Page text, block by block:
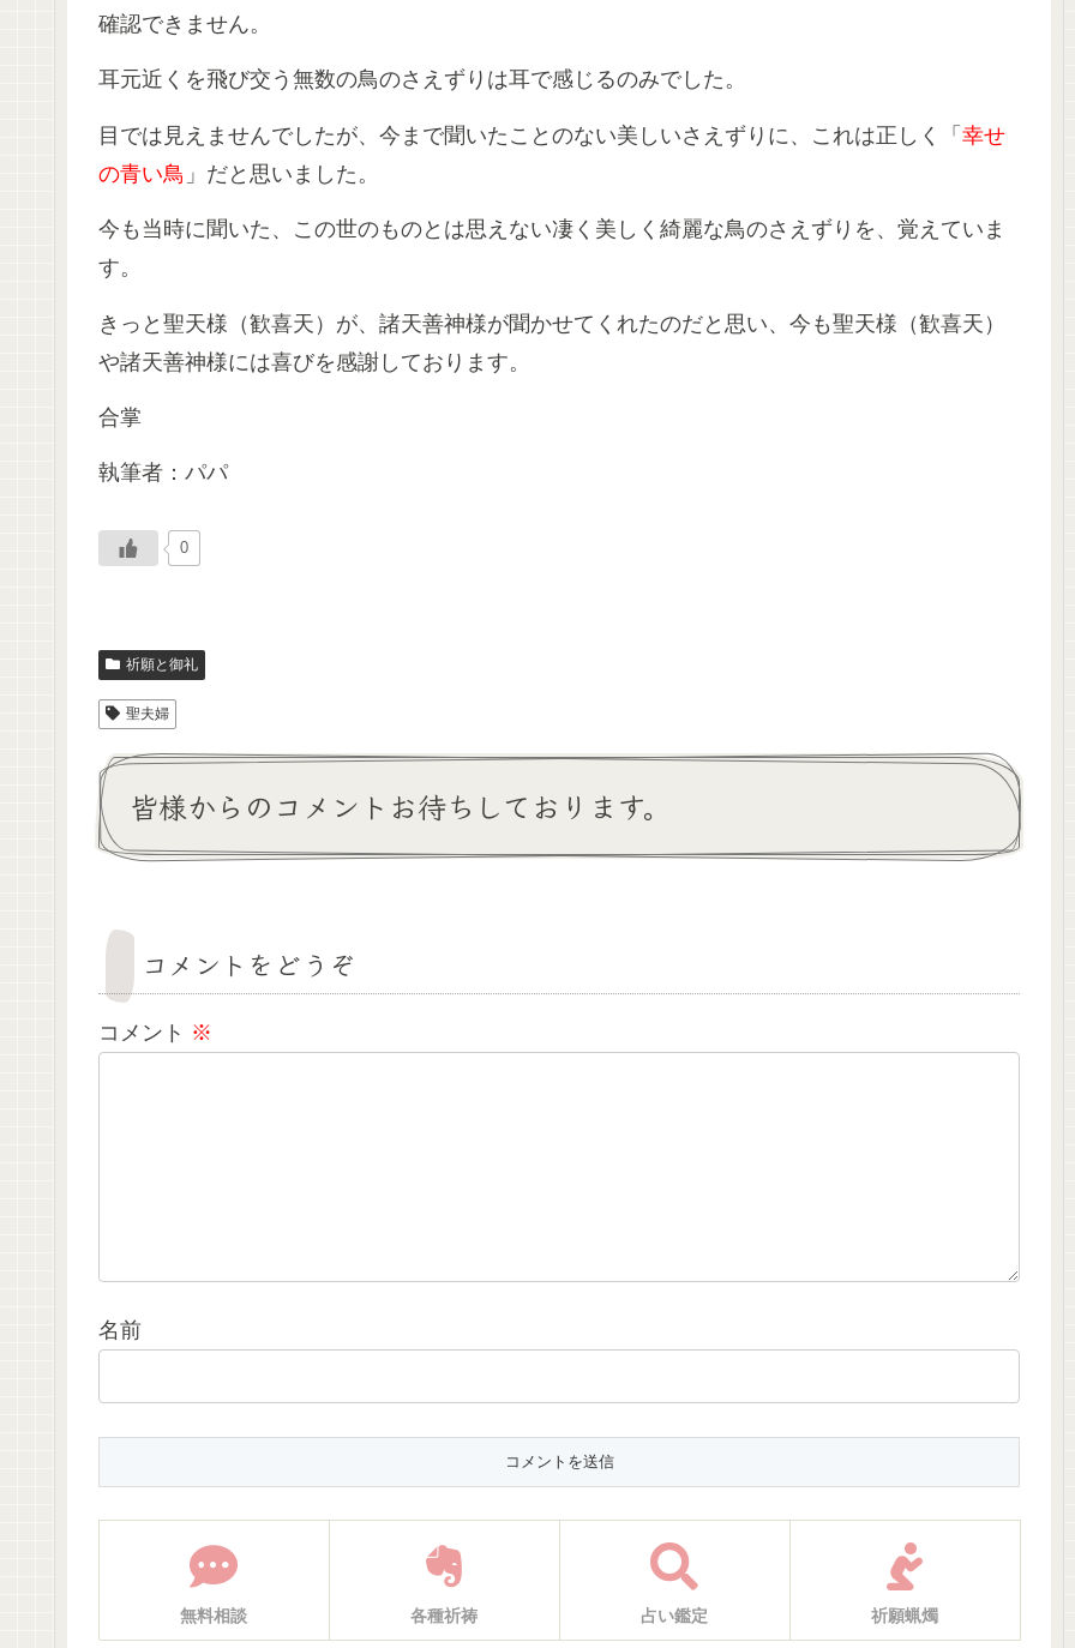
確認できません。
耳元近くを飛び交う無数の鳥のさえずりは耳で感じるのみでした。
目では見えませんでしたが、今まで聞いたことのない美しいさえずりに、これは正しく「 幸せ
の青い鳥 」だと思いました。
今も当時に聞いた、この世のものとは思えない凄く美しく綺麗な鳥のさえずりを、覚えていま
す。
きっと聖天様（歓喜天）が、諸天善神様が聞かせてくれたのだと思い、今も聖天様（歓喜天）
や諸天善神様には喜びを感謝しております。
合掌
執筆者：パパ
0
祈願と御礼
聖夫婦
皆様からのコメントお待ちしております。
コメントをどうぞ
コメント ※
名前
無料相談 各種祈祷 占い鑑定 祈願蝋燭